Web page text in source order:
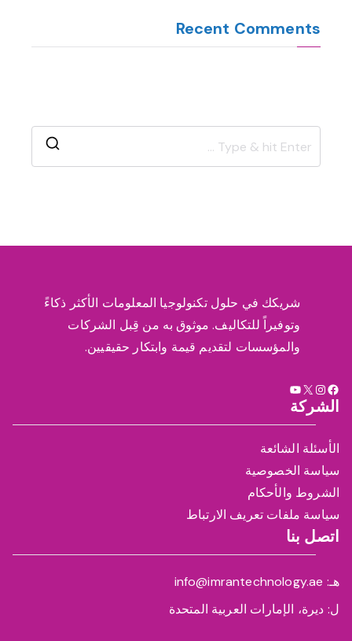
Recent Comments
c
شريكك في حلول تكنولوجيا المعلومات الأكثر ذكاءً
وتوفيراً للتكاليف. موثوق به من قِبل الشركات
والمؤسسات لتقديم قيمة وابتكار حقيقيين.
فيسبوك
إنستجرام
X يوتيوبالشركة
الأسئلة الشائعة
سياسة الخصوصية
الشروط والأحكام
سياسة ملفات تعريف الارتباط
اتصل بنا
هـ: info@imrantechnology.ae
ل: ديرة، الإمارات العربية المتحدة